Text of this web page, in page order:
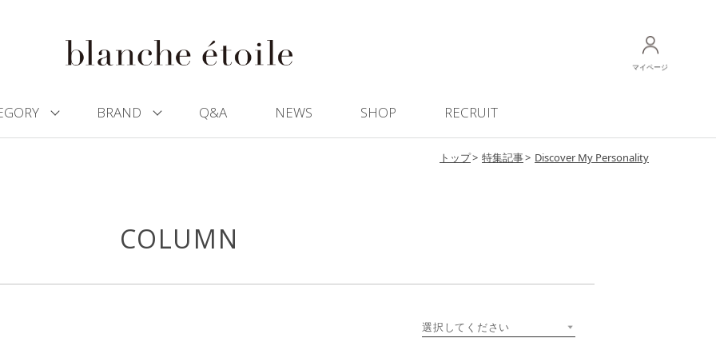
マイページ
BRAND Q&A NEWS SHOP RECRUIT
トップ 特集記事 Discover My Personality
COLUMN